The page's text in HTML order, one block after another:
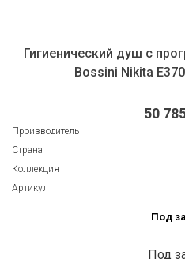
Гигиенический душ с
Bossini Nikita
50
Производитель
Страна
Коллекция
Артикул
Под
Под